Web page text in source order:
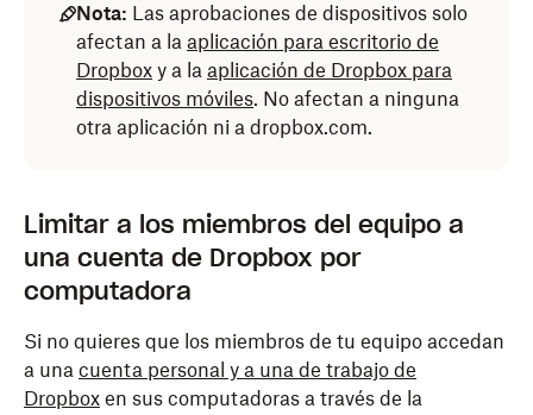
Nota: Las aprobaciones de dispositivos solo
afectan a la aplicación para escritorio de
Dropbox y a la aplicación de Dropbox para
dispositivos móviles. No afectan a ninguna
otra aplicación ni a dropbox.com.
Limitar a los miembros del equipo a
una cuenta de Dropbox por
computadora
Si no quieres que los miembros de tu equipo accedan
a una cuenta personal y a una de trabajo de
Dropbox en sus computadoras a través de la